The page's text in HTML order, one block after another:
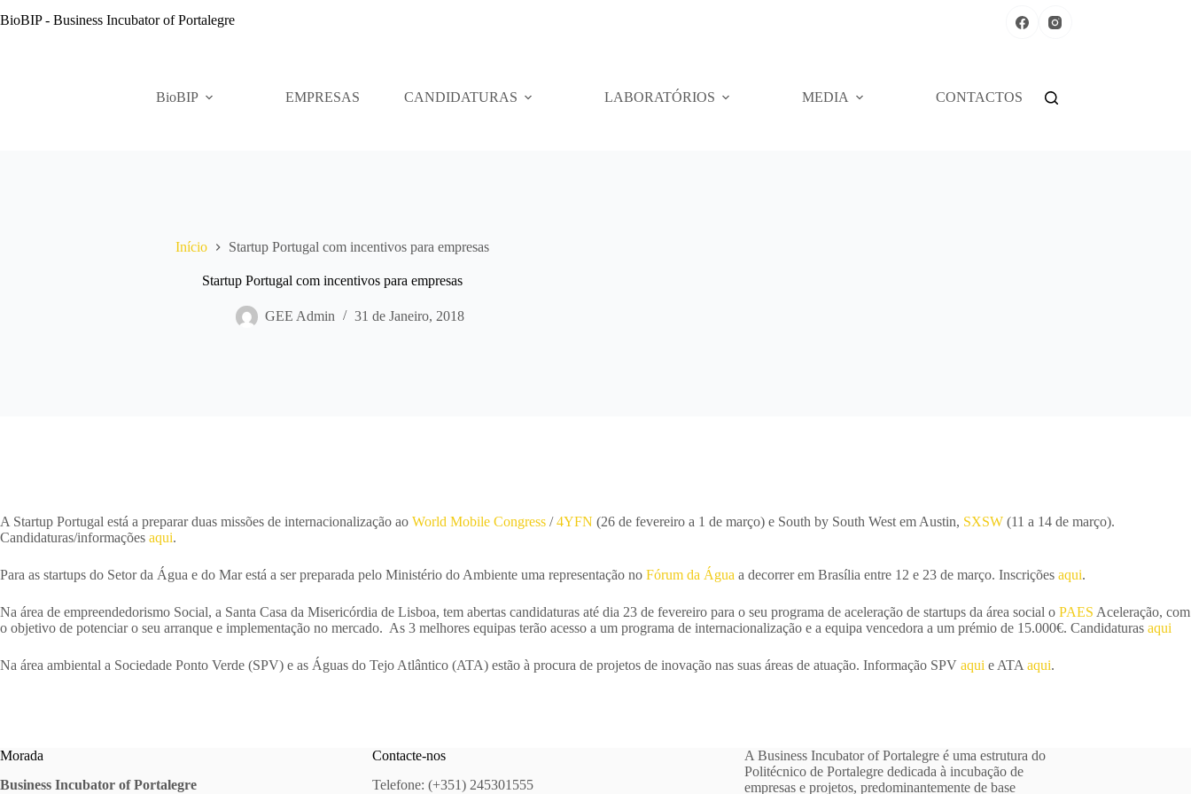
para
BioBIP - Business Incubator of Portalegre
BioBIP EMPRESAS CANDIDATURAS LABORATÓRIOS MEDIA CONTACTOS
Início Startup Portugal com incentivos para empresas
Startup Portugal com incentivos para empresas
GEE Admin 31 de Janeiro, 2018
A Startup Portugal está a preparar duas missões de internacionalização ao World Mobile Congress /4YFN (26 de fevereiro a 1 de março) e South by South West em Austin, SXSW (11 a 14 de março).
Candidaturas/informações aqui.
Para as startups do Setor da Água e do Mar está a ser preparada pelo Ministério do Ambiente uma representação no Fórum da Água a decorrer em Brasília entre 12 e 23 de março. Inscrições aqui.
Na área de empreendedorismo Social, a Santa Casa da Misericórdia de Lisboa, tem abertas candidaturas até dia 23 de fevereiro para o seu programa de aceleração de startups da área social o PAES Aceleração, com
o objetivo de potenciar o seu arranque e implementação no mercado. As 3 melhores equipas terão acesso a um programa de internacionalização e a equipa vencedora a um prémio de 15.000€. Candidaturas aqui
Na área ambiental a Sociedade Ponto Verde (SPV) e as Águas do Tejo Atlântico (ATA) estão à procura de projetos de inovação nas suas áreas de atuação. Informação SPV aqui e ATA aqui.
Morada
Business Incubator of Portalegre
Contacte-nos
Telefone: (+351) 245301555
A Business Incubator of Portalegre é uma estrutura do
Politécnico de Portalegre dedicada à incubação de
empresas e projetos, predominantemente de base